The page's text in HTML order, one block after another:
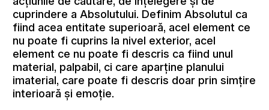
cuprindere a Absolutului. Definim Absolutul ca
fiind acea entitate superioară, acel element ce
nu poate fi cuprins la nivel exterior, acel
element ce nu poate fi descris ca fiind unul
material, palpabil, ci care aparține planului
imaterial, care poate fi descris doar prin simțire
interioară și emoție.